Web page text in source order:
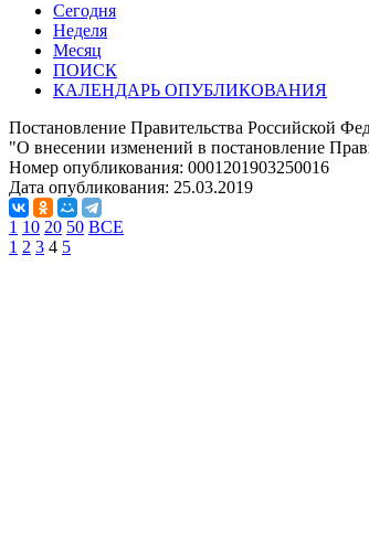
Сегодня
Неделя
Месяц
ПОИСК
КАЛЕНДАРЬ ОПУБЛИКОВАНИЯ
Постановление Правительства Российской
"О внесении изменений в постановление
Номер опубликования: 0001201903250016
Дата опубликования: 25.03.2019
1 10 20 50 ВСЕ
1 2 3 4 5